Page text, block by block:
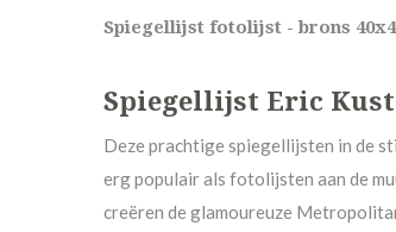
Spiegellijst fotolijst - brons
Spiegellijst Eric
Deze prachtige spiegellijsten in de
erg populair als fotolijsten aan de
creëren de glamoureuze